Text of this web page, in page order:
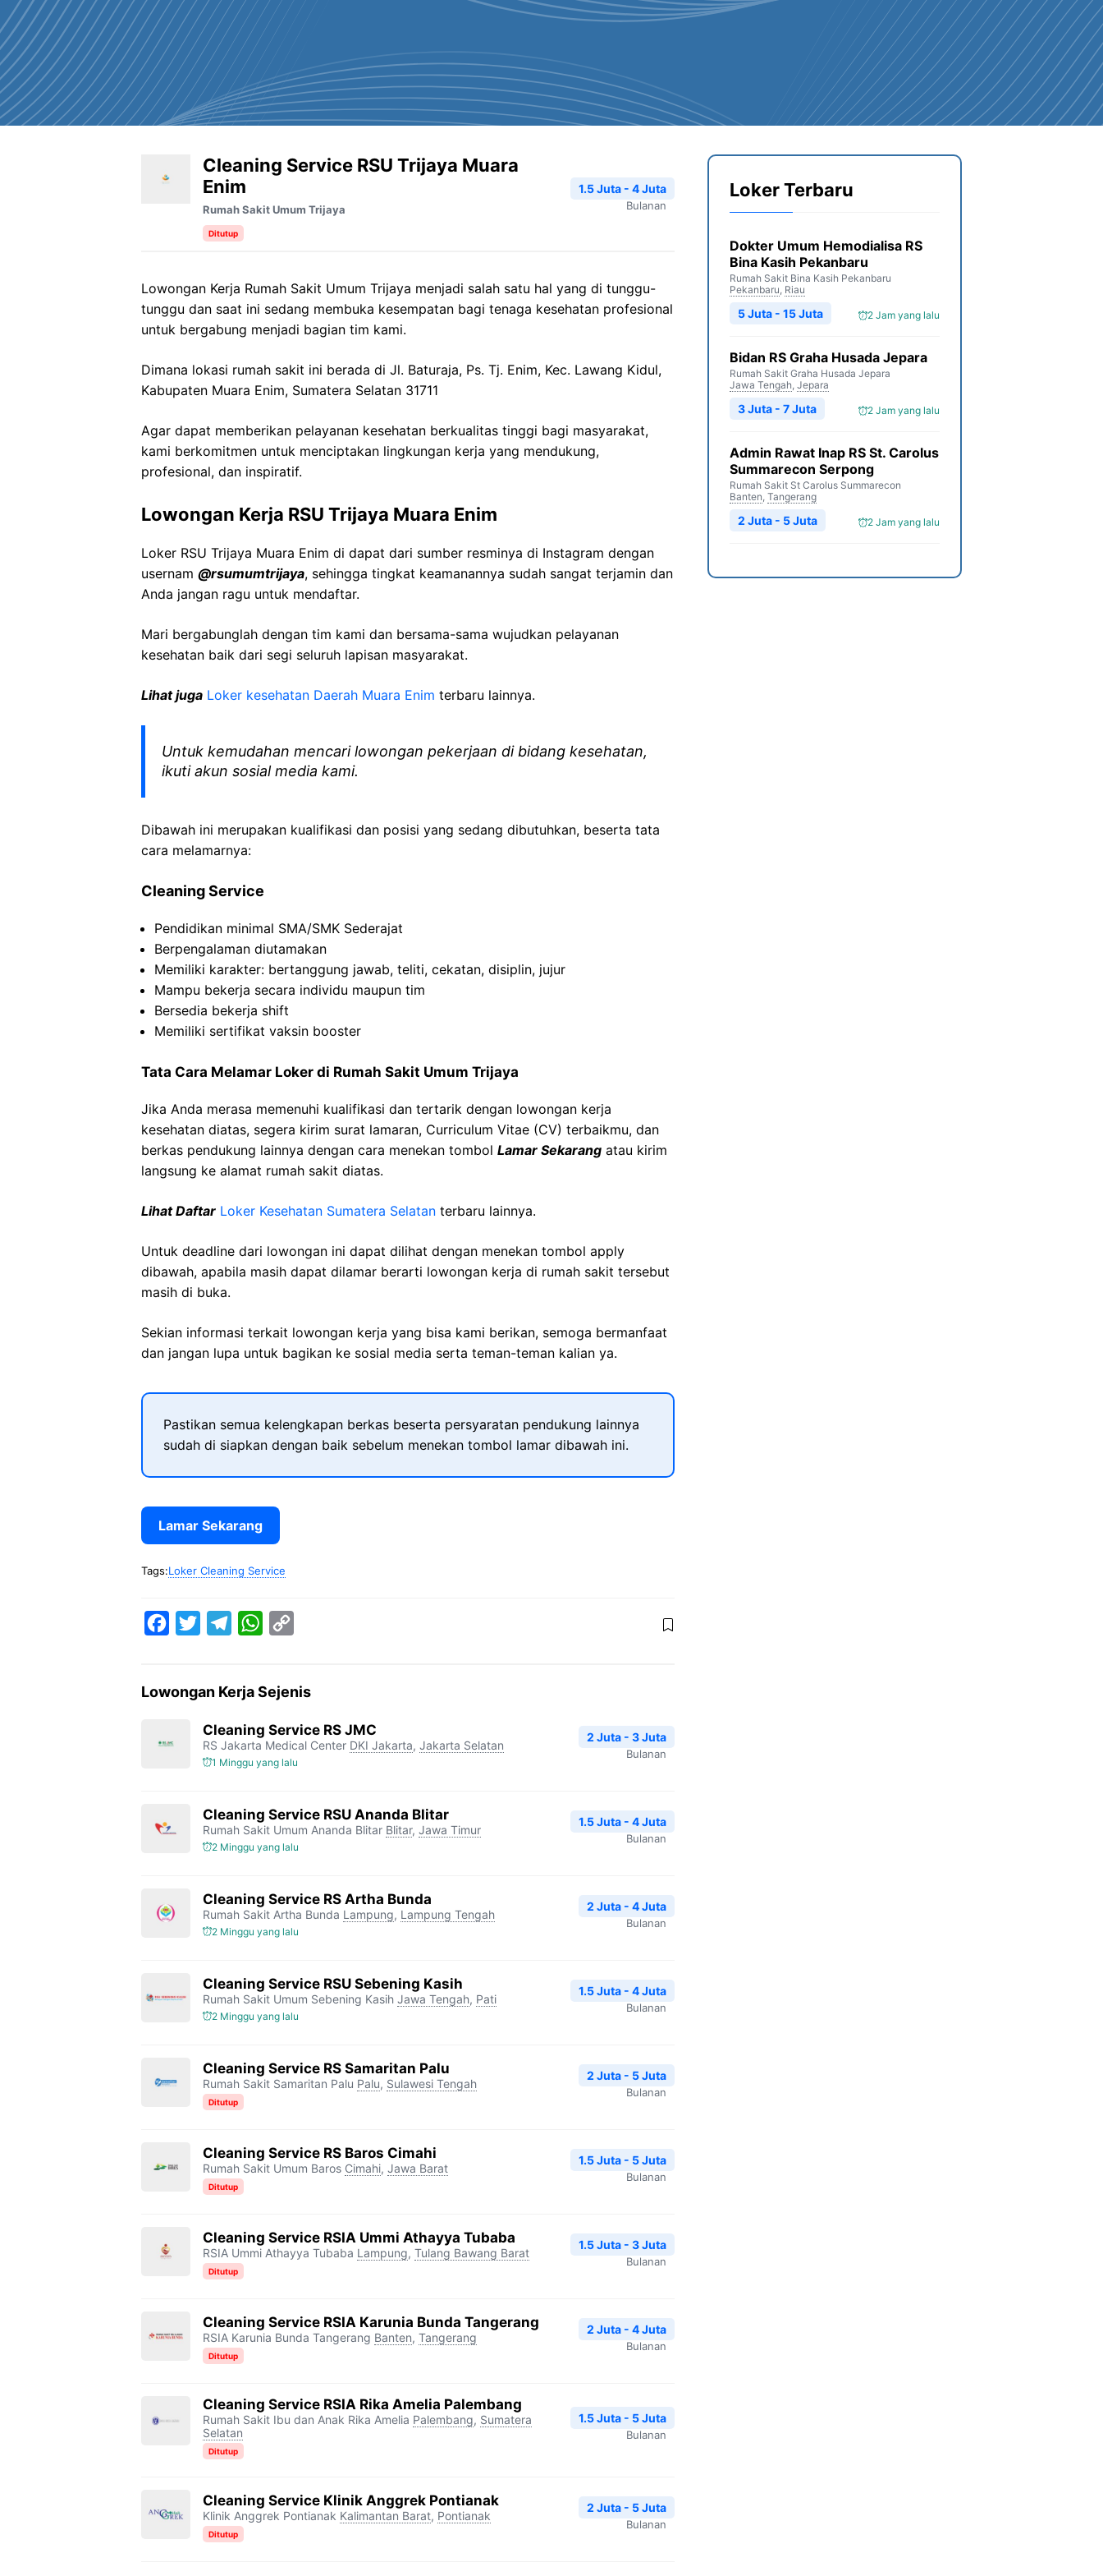
Cleaning Service RSU Trijaya Muara
Enim
Rumah Sakit Umum Trijaya
Ditutup
1.5 Juta - 4 Juta
Bulanan
Lowongan Kerja Rumah Sakit Umum Trijaya menjadi salah satu hal yang di tunggu-
tunggu dan saat ini sedang membuka kesempatan bagi tenaga kesehatan profesional
untuk bergabung menjadi bagian tim kami.
Dimana lokasi rumah sakit ini berada di Jl. Baturaja, Ps. Tj. Enim, Kec. Lawang Kidul,
Kabupaten Muara Enim, Sumatera Selatan 31711
Agar dapat memberikan pelayanan kesehatan berkualitas tinggi bagi masyarakat,
kami berkomitmen untuk menciptakan lingkungan kerja yang mendukung,
profesional, dan inspiratif.
Lowongan Kerja RSU Trijaya Muara Enim
Loker RSU Trijaya Muara Enim di dapat dari sumber resminya di Instagram dengan
usernam @rsumumtrijaya, sehingga tingkat keamanannya sudah sangat terjamin dan
Anda jangan ragu untuk mendaftar.
Mari bergabunglah dengan tim kami dan bersama-sama wujudkan pelayanan
kesehatan baik dari segi seluruh lapisan masyarakat.
Lihat juga Loker kesehatan Daerah Muara Enim terbaru lainnya.
Untuk kemudahan mencari lowongan pekerjaan di bidang kesehatan,
ikuti akun sosial media kami.
Dibawah ini merupakan kualifikasi dan posisi yang sedang dibutuhkan, beserta tata
cara melamarnya:
Cleaning Service
Pendidikan minimal SMA/SMK Sederajat
Berpengalaman diutamakan
Memiliki karakter: bertanggung jawab, teliti, cekatan, disiplin, jujur
Mampu bekerja secara individu maupun tim
Bersedia bekerja shift
Memiliki sertifikat vaksin booster
Tata Cara Melamar Loker di Rumah Sakit Umum Trijaya
Jika Anda merasa memenuhi kualifikasi dan tertarik dengan lowongan kerja
kesehatan diatas, segera kirim surat lamaran, Curriculum Vitae (CV) terbaikmu, dan
berkas pendukung lainnya dengan cara menekan tombol Lamar Sekarang atau kirim
langsung ke alamat rumah sakit diatas.
Lihat Daftar Loker Kesehatan Sumatera Selatan terbaru lainnya.
Untuk deadline dari lowongan ini dapat dilihat dengan menekan tombol apply
dibawah, apabila masih dapat dilamar berarti lowongan kerja di rumah sakit tersebut
masih di buka.
Sekian informasi terkait lowongan kerja yang bisa kami berikan, semoga bermanfaat
dan jangan lupa untuk bagikan ke sosial media serta teman-teman kalian ya.
Pastikan semua kelengkapan berkas beserta persyaratan pendukung lainnya
sudah di siapkan dengan baik sebelum menekan tombol lamar dibawah ini.
Lamar Sekarang
Tags:Loker Cleaning Service
e
o
t
t
e
r
e
r
a
W
t
A
p
y
L
i
n
Lowongan Kerja Sejenis
Cleaning Service RS JMC
RS Jakarta Medical Center DKI Jakarta, Jakarta Selatan
1 Minggu yang lalu
2 Juta - 3 Juta
Bulanan
Cleaning Service RSU Ananda Blitar
Rumah Sakit Umum Ananda Blitar Blitar, Jawa Timur
2 Minggu yang lalu
1.5 Juta - 4 Juta
Bulanan
Cleaning Service RS Artha Bunda
Rumah Sakit Artha Bunda Lampung, Lampung Tengah
2 Minggu yang lalu
2 Juta - 4 Juta
Bulanan
Cleaning Service RSU Sebening Kasih
Rumah Sakit Umum Sebening Kasih Jawa Tengah, Pati
2 Minggu yang lalu
1.5 Juta - 4 Juta
Bulanan
Cleaning Service RS Samaritan Palu
Rumah Sakit Samaritan Palu Palu, Sulawesi Tengah
Ditutup
2 Juta - 5 Juta
Bulanan
Cleaning Service RS Baros Cimahi
Rumah Sakit Umum Baros Cimahi, Jawa Barat
Ditutup
1.5 Juta - 5 Juta
Bulanan
Cleaning Service RSIA Ummi Athayya Tubaba
RSIA Ummi Athayya Tubaba Lampung, Tulang Bawang Barat
Ditutup
1.5 Juta - 3 Juta
Bulanan
Cleaning Service RSIA Karunia Bunda Tangerang
RSIA Karunia Bunda Tangerang Banten, Tangerang
Ditutup
2 Juta - 4 Juta
Bulanan
Cleaning Service RSIA Rika Amelia Palembang
Rumah Sakit Ibu dan Anak Rika Amelia Palembang, Sumatera
Selatan
Ditutup
1.5 Juta - 5 Juta
Bulanan
Cleaning Service Klinik Anggrek Pontianak
Klinik Anggrek Pontianak Kalimantan Barat, Pontianak
Ditutup
2 Juta - 5 Juta
Bulanan
Loker Terbaru
Dokter Umum Hemodialisa RS
Bina Kasih Pekanbaru
Rumah Sakit Bina Kasih Pekanbaru
Pekanbaru, Riau
2 Jam yang lalu
5 Juta - 15 Juta
Bidan RS Graha Husada Jepara
Rumah Sakit Graha Husada Jepara
Jawa Tengah, Jepara
2 Jam yang lalu
3 Juta - 7 Juta
Admin Rawat Inap RS St. Carolus
Summarecon Serpong
Rumah Sakit St Carolus Summarecon
Banten, Tangerang
2 Jam yang lalu
2 Juta - 5 Juta